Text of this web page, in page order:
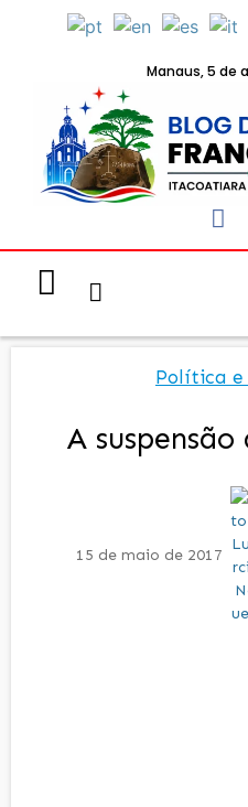
Manaus, 5 de
Política e
A
15 de maio de 2017